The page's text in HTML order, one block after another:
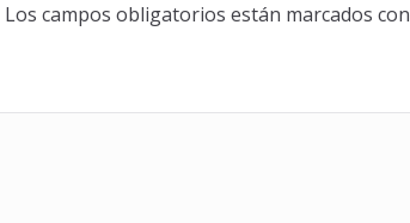
Los campos obligatorios están marcados con